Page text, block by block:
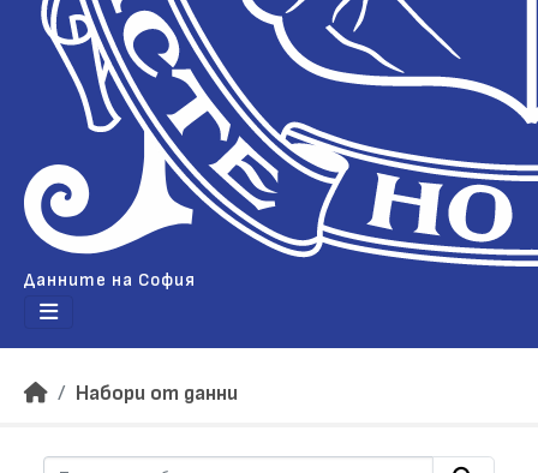
Данните на София
Набори от данни